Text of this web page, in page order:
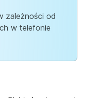
zależności od
w telefonie